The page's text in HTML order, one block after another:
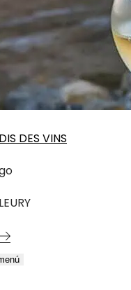
DES VINS